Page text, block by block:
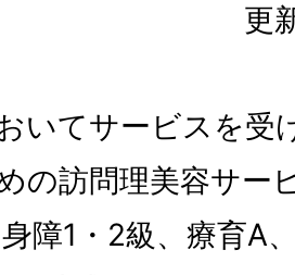
更
いてサービスを受
の訪問理美容サー
障1・2級、療育A